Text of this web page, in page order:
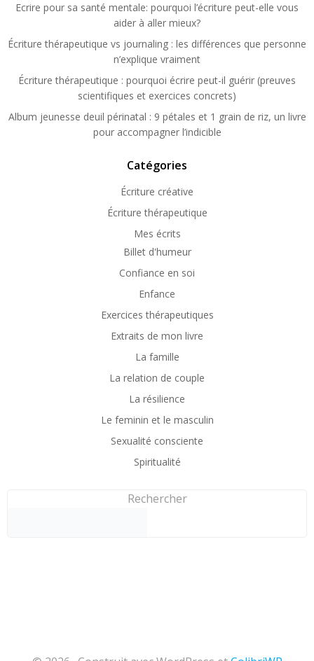
Ecrire pour sa santé mentale: pourquoi l’écriture peut-elle vous
aider à aller mieux?
Écriture thérapeutique vs journaling : les différences que personne
n’explique vraiment
Écriture thérapeutique : pourquoi écrire peut-il guérir (preuves
scientifiques et exercices concrets)
Album jeunesse deuil périnatal : 9 pétales et 1 grain de riz, un livre
pour accompagner l’indicible
Catégories
Écriture créative
Écriture thérapeutique
Mes écrits
Billet d'humeur
Confiance en soi
Enfance
Exercices thérapeutiques
Extraits de mon livre
La famille
La relation de couple
La résilience
Le feminin et le masculin
Sexualité consciente
Spiritualité
Rechercher